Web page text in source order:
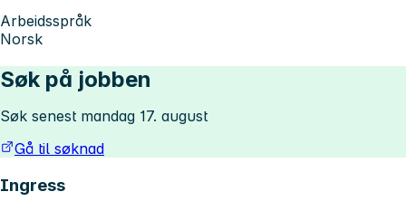
Arbeidsspråk
Norsk
Søk på jobben
Søk senest mandag 17. august
Gå til søknad
Ingress